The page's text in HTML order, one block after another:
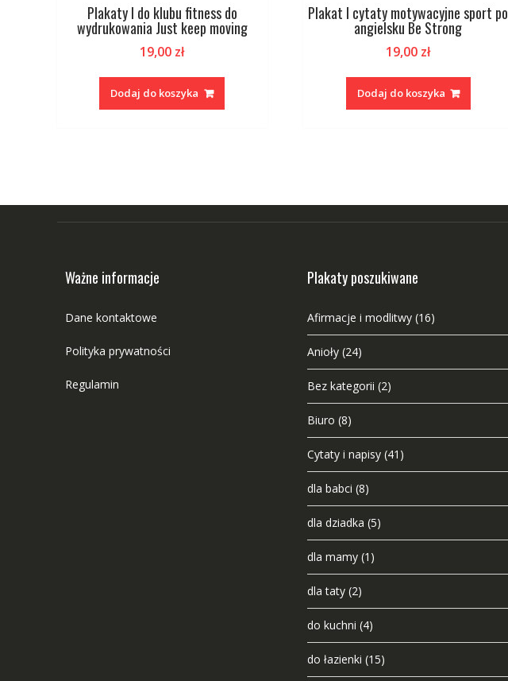
Plakaty I do klubu fitness do
wydrukowania Just keep moving
19,00 zł
Dodaj do koszyka
Plakat I cytaty motywacyjne sport po
angielsku Be Strong
19,00 zł
Dodaj do koszyka
Ważne informacje
Dane kontaktowe
Polityka prywatności
Regulamin
Plakaty poszukiwane
Afirmacje i modlitwy (16)
Anioły (24)
Bez kategorii (2)
Biuro (8)
Cytaty i napisy (41)
dla babci (8)
dla dziadka (5)
dla mamy (1)
dla taty (2)
do kuchni (4)
do łazienki (15)